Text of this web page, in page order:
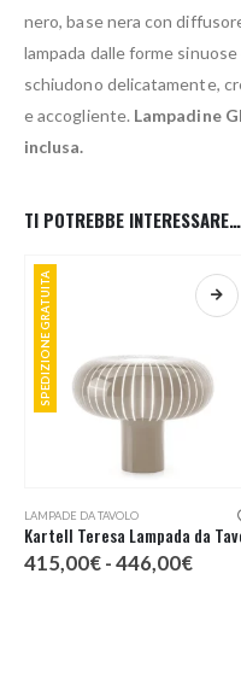
nero, base nera con
lampada dalle forme
schiudono delicatamente,
e accogliente. Lampadine
inclusa.
TI POTREBBE INTERESSARE…
SPEDIZIONE GRATUITA
LAMPADE DA TAVOLO
415,00€ - 446,00€Fascia